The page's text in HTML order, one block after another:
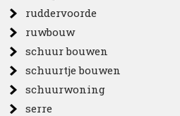
ruddervoorde
ruwbouw
schuur bouwen
schuurtje bouwen
schuurwoning
serre